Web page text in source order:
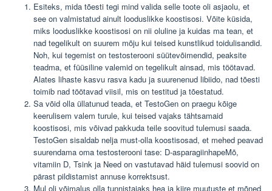
Esiteks, mida tõesti tegi mind valida selle toote oli asjaolu, et
see on valmistatud ainult looduslikke koostisosi. Võite küsida,
miks looduslikke koostisosi on nii oluline ja kuidas ma tean, et
nad tegelikult on suurem mõju kui teised kunstlikud toidulisandid.
Noh, kui tegemist on testosterooni süütevõimendid, peaksite
teadma, et füüsiline valemid on tegelikult ainsad, mis töötavad.
Alates lihaste kasvu rasva kadu ja suurenenud libiido, nad tõesti
toimib nad töötavad viisil, mis on testitud ja tõestatud.
Sa võid olla üllatunud teada, et TestoGen on praegu kõige
keerulisem valem turule, kui teised vajaks tähtsamaid
koostisosi, mis võivad pakkuda teile soovitud tulemusi saada.
TestoGen sisaldab nelja must-olla koostisosad, et mehed peavad
suurendama oma testosterooni tase: D-asparagiinhapeMõ,
vitamiin D, Tsink ja Need on vastutavad häid tulemusi soovid on
pärast pildistamist annuse korrektsust.
Mul oli võimalus olla tunnistajaks hea ja kiire muutuste et mõned